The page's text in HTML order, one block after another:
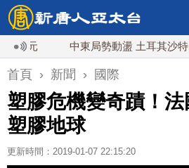
中東局勢動盪 土耳其沙特巴基
首頁 › 新聞 › 國際
塑膠危機變奇蹟！
塑膠地球
更新時間：2019-01-07 22:15:20